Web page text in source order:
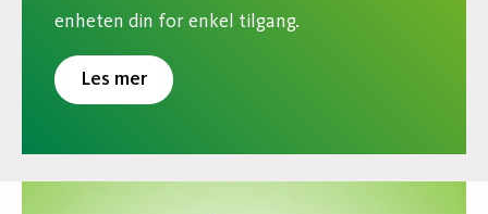
enheten din for enkel tilgang.
Les mer